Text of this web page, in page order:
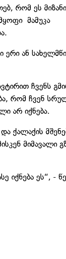
რომ ეს მიზანი
მამუკა
ერი ან
ჩვენს
რომ ჩვენ
არ იქნება.
ქალაქის
მიმავალი
იქნება ეს“, -